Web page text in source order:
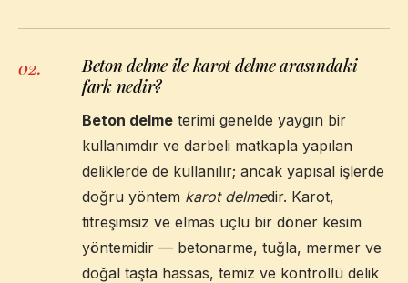
02.
Beton delme ile karot delme arasındaki
fark nedir?
Beton delme terimi genelde yaygın bir
kullanımdır ve darbeli matkapla yapılan
deliklerde de kullanılır; ancak yapısal işlerde
doğru yöntem karot delmedir. Karot,
titreşimsiz ve elmas uçlu bir döner kesim
yöntemidir — betonarme, tuğla, mermer ve
doğal taşta hassas, temiz ve kontrollü delik